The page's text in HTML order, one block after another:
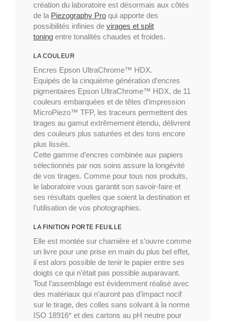
création du laboratoire est désormais aux côtés
de la Piezography Pro qui apporte des
possibilités infinies de virages et split
toning entre tonalités chaudes et froides.
LA COULEUR
Encres Epson UltraChrome™ HDX.
Equipés de la cinquième génération d’encres
pigmentaires Epson UltraChrome™ HDX, de 11
couleurs embarquées et de têtes d’impression
MicroPiezo™ TFP, les traceurs permettent des
tirages au gamut extrêmement étendu, délivrent
des couleurs plus saturées et des tons encore
plus lissés.
Cette gamme d’encres combinée aux papiers
sélectionnés par nos soins assure la longévité
de vos tirages. Comme pour tous nos produits,
le laboratoire vous garantit son savoir-faire et
ses résultats quelles que soient la destination et
l’utilisation de vos photographies.
LA FINITION PORTE FEUILLE
Elle est montée sur charnière et s’ouvre comme
un livre pour une prise en main du plus bel effet,
il est alors possible de tenir le papier entre ses
doigts ce qui n’était pas possible auparavant.
Tout l’assemblage est évidemment réalisé avec
des matériaux qui n’auront pas d’impact nocif
sur le tirage, des colles sans solvant à la norme
ISO 18916* et des cartons au pH neutre pour